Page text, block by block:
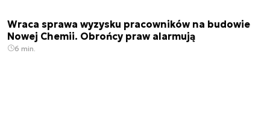
Wraca sprawa wyzysku pracowników na budowie
Nowej Chemii. Obrońcy praw alarmują
6 min.